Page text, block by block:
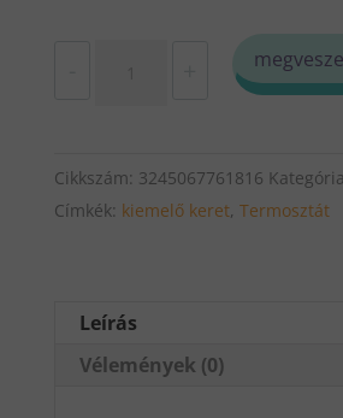
szobatermosztát
mennyiség
Cikkszám: 3245067761816
Címkék: kiemelő keret, Termosztát
Leírás
Vélemények (0)